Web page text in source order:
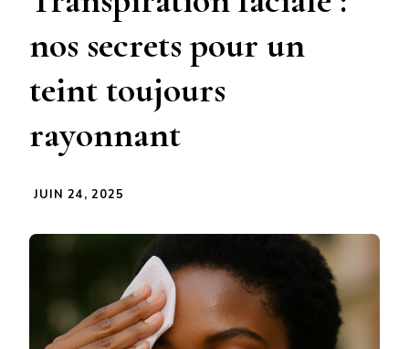
nos secrets pour un
teint toujours
rayonnant
JUIN 24, 2025